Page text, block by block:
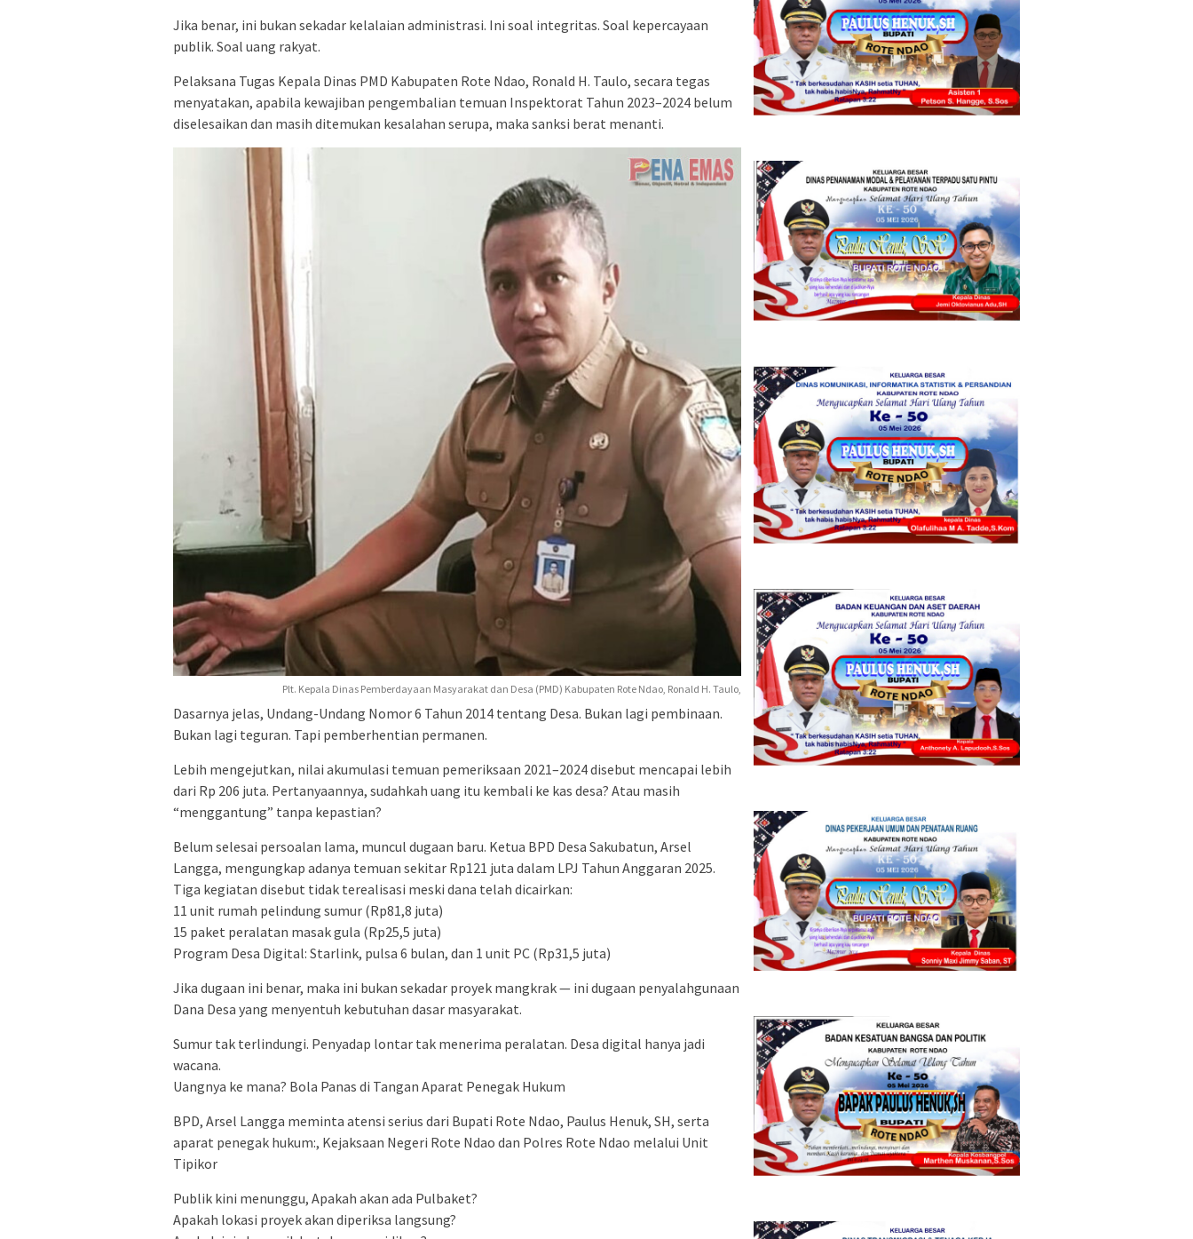
Jika benar, ini bukan sekadar kelalaian administrasi. Ini soal integritas. Soal kepercayaan
publik. Soal uang rakyat.
Pelaksana Tugas Kepala Dinas PMD Kabupaten Rote Ndao, Ronald H. Taulo, secara tegas
menyatakan, apabila kewajiban pengembalian temuan Inspektorat Tahun 2023–2024 belum
diselesaikan dan masih ditemukan kesalahan serupa, maka sanksi berat menanti.
Plt. Kepala Dinas Pemberdayaan Masyarakat dan Desa (PMD) Kabupaten Rote Ndao, Ronald H. Taulo,
Dasarnya jelas, Undang-Undang Nomor 6 Tahun 2014 tentang Desa. Bukan lagi pembinaan.
Bukan lagi teguran. Tapi pemberhentian permanen.
Lebih mengejutkan, nilai akumulasi temuan pemeriksaan 2021–2024 disebut mencapai lebih
dari Rp 206 juta. Pertanyaannya, sudahkah uang itu kembali ke kas desa? Atau masih
“menggantung” tanpa kepastian?
Belum selesai persoalan lama, muncul dugaan baru. Ketua BPD Desa Sakubatun, Arsel
Langga, mengungkap adanya temuan sekitar Rp121 juta dalam LPJ Tahun Anggaran 2025.
Tiga kegiatan disebut tidak terealisasi meski dana telah dicairkan:
11 unit rumah pelindung sumur (Rp81,8 juta)
15 paket peralatan masak gula (Rp25,5 juta)
Program Desa Digital: Starlink, pulsa 6 bulan, dan 1 unit PC (Rp31,5 juta)
Jika dugaan ini benar, maka ini bukan sekadar proyek mangkrak — ini dugaan penyalahgunaan
Dana Desa yang menyentuh kebutuhan dasar masyarakat.
Sumur tak terlindungi. Penyadap lontar tak menerima peralatan. Desa digital hanya jadi
wacana.
Uangnya ke mana? Bola Panas di Tangan Aparat Penegak Hukum
BPD, Arsel Langga meminta atensi serius dari Bupati Rote Ndao, Paulus Henuk, SH, serta
aparat penegak hukum:, Kejaksaan Negeri Rote Ndao dan Polres Rote Ndao melalui Unit
Tipikor
Publik kini menunggu, Apakah akan ada Pulbaket?
Apakah lokasi proyek akan diperiksa langsung?